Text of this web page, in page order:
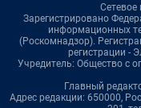
Сетевое
Зарегистрировано
информационных
(Роскомнадзор).
регистрации -
Учредитель: Общество с
Главный
Адрес редакции: 650000,